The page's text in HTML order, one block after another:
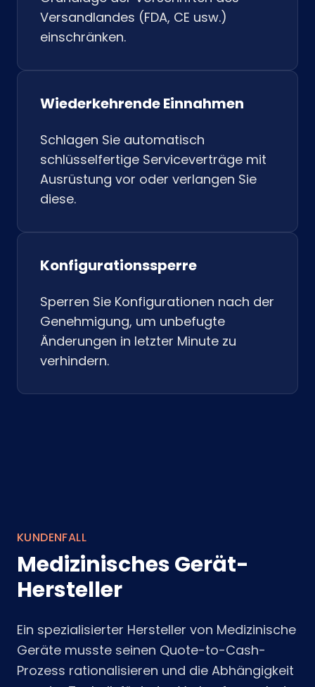
Versandlandes (FDA, CE usw.)
einschränken.
Wiederkehrende Einnahmen
Schlagen Sie automatisch
schlüsselfertige Serviceverträge mit
Ausrüstung vor oder verlangen Sie
diese.
Konfigurationssperre
Sperren Sie Konfigurationen nach der
Genehmigung, um unbefugte
Änderungen in letzter Minute zu
verhindern.
KUNDENFALL
Medizinisches Gerät-
Hersteller
Ein spezialisierter Hersteller von Medizinische
Geräte musste seinen Quote-to-Cash-
Prozess rationalisieren und die Abhängigkeit